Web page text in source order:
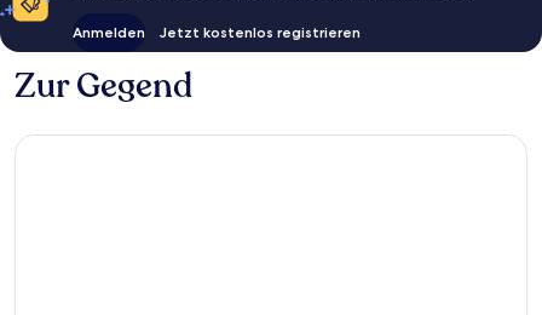
Anmelden Jetzt kostenlos registrieren
Zur Gegend